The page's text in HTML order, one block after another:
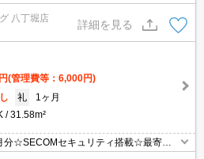
用料無料☆都市ガスで光熱費を抑えら
焚き機能など人気の室内設備充実して
八丁堀店
詳細を見る
(管理費等：6,000円)
礼
1ヶ月
31.58m²
☆SECOMセキュリティ搭載☆最寄り
用料無料☆都市ガスで光熱費を抑えら